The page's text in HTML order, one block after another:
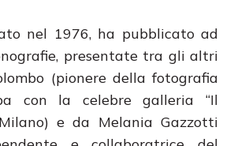
nel 1976, ha pubblicato ad
presentate tra gli altri
(pionere della fotografia
con la celebre galleria “Il
e da Melania Gazzotti